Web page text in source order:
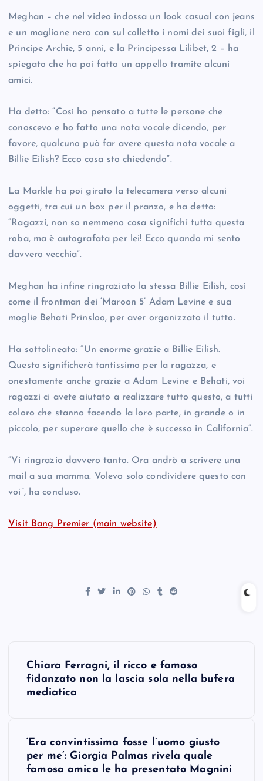
Meghan – che nel video indossa un look casual con jeans
e un maglione nero con sul colletto i nomi dei suoi figli, il
Principe Archie, 5 anni, e la Principessa Lilibet, 2 – ha
spiegato che ha poi fatto un appello tramite alcuni
amici.
Ha detto: “Così ho pensato a tutte le persone che
conoscevo e ho fatto una nota vocale dicendo, per
favore, qualcuno può far avere questa nota vocale a
Billie Eilish? Ecco cosa sto chiedendo”.
La Markle ha poi girato la telecamera verso alcuni
oggetti, tra cui un box per il pranzo, e ha detto:
“Ragazzi, non so nemmeno cosa significhi tutta questa
roba, ma è autografata per lei! Ecco quando mi sento
davvero vecchia”.
Meghan ha infine ringraziato la stessa Billie Eilish, così
come il frontman dei ‘Maroon 5’ Adam Levine e sua
moglie Behati Prinsloo, per aver organizzato il tutto.
Ha sottolineato: “Un enorme grazie a Billie Eilish.
Questo significherà tantissimo per la ragazza, e
onestamente anche grazie a Adam Levine e Behati, voi
ragazzi ci avete aiutato a realizzare tutto questo, a tutti
coloro che stanno facendo la loro parte, in grande o in
piccolo, per superare quello che è successo in California”.
“Vi ringrazio davvero tanto. Ora andrò a scrivere una
mail a sua mamma. Volevo solo condividere questo con
voi”, ha concluso.
Visit Bang Premier (main website)
Chiara Ferragni, il ricco e famoso
fidanzato non la lascia sola nella bufera
mediatica
‘Era convintissima fosse l’uomo giusto
per me’: Giorgia Palmas rivela quale
famosa amica le ha presentato Magnini